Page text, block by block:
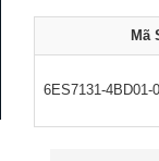
Mã
6ES7131-4BD01-